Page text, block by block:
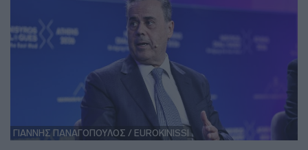
ΓΙΑΝΝΗΣ ΠΑΝΑΓΟΠΟΥΛΟΣ / EUROKINISSI